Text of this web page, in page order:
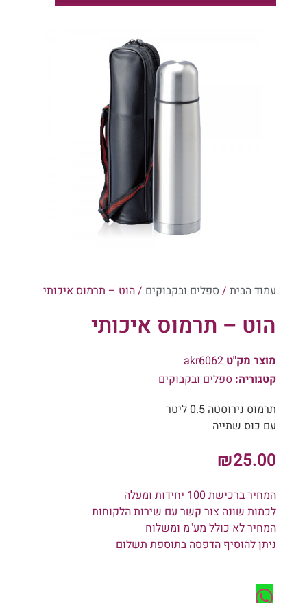
עמוד הבית/ספלים ובקבוקים/ הוט – תרמוס איכותי
הוט – תרמוס איכותי
מוצר מק"טakr6062
קטגוריה:ספלים ובקבוקים
תרמוס נירוסטה 0.5 ליטר
עם כוס שתייה
₪25.00
המחיר ברכישת 100 יחידות ומעלה
לכמות שונה צור קשר עם שירות הלקוחות
המחיר לא כולל מע"מ ומשלוח
ניתן להוסיף הדפסה בתוספת תשלום